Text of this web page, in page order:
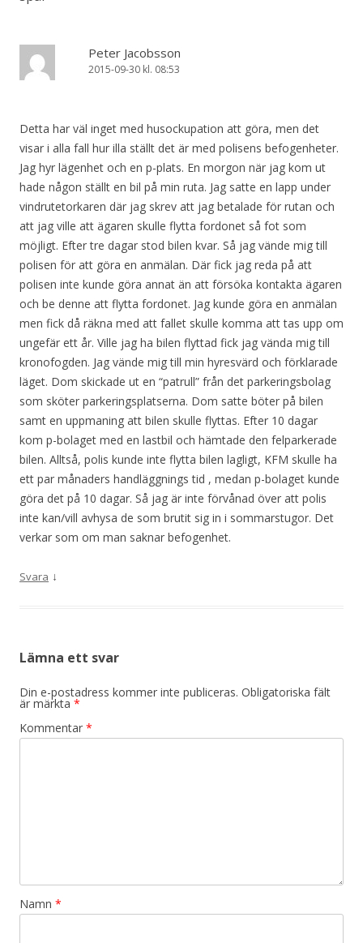
Peter Jacobsson
2015-09-30 kl. 08:53
Detta har väl inget med husockupation att göra, men det
visar i alla fall hur illa ställt det är med polisens befogenheter.
Jag hyr lägenhet och en p-plats. En morgon när jag kom ut
hade någon ställt en bil på min ruta. Jag satte en lapp under
vindrutetorkaren där jag skrev att jag betalade för rutan och
att jag ville att ägaren skulle flytta fordonet så fot som
möjligt. Efter tre dagar stod bilen kvar. Så jag vände mig till
polisen för att göra en anmälan. Där fick jag reda på att
polisen inte kunde göra annat än att försöka kontakta ägaren
och be denne att flytta fordonet. Jag kunde göra en anmälan
men fick då räkna med att fallet skulle komma att tas upp om
ungefär ett år. Ville jag ha bilen flyttad fick jag vända mig till
kronofogden. Jag vände mig till min hyresvärd och förklarade
läget. Dom skickade ut en “patrull” från det parkeringsbolag
som sköter parkeringsplatserna. Dom satte böter på bilen
samt en uppmaning att bilen skulle flyttas. Efter 10 dagar
kom p-bolaget med en lastbil och hämtade den felparkerade
bilen. Alltså, polis kunde inte flytta bilen lagligt, KFM skulle ha
ett par månaders handläggnings tid , medan p-bolaget kunde
göra det på 10 dagar. Så jag är inte förvånad över att polis
inte kan/vill avhysa de som brutit sig in i sommarstugor. Det
verkar som om man saknar befogenhet.
Svara ↓
Lämna ett svar
Din e-postadress kommer inte publiceras. Obligatoriska fält
är märkta *
Kommentar *
Namn *